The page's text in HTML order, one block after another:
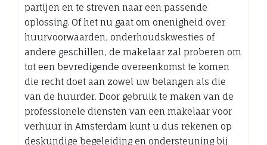
partijen en te streven naar een passende
oplossing. Of het nu gaat om onenigheid over
huurvoorwaarden, onderhoudskwesties of
andere geschillen, de makelaar zal proberen om
tot een bevredigende overeenkomst te komen
die recht doet aan zowel uw belangen als die
van de huurder. Door gebruik te maken van de
professionele diensten van een makelaar voor
verhuur in Amsterdam kunt u dus rekenen op
deskundige begeleiding en ondersteuning bij